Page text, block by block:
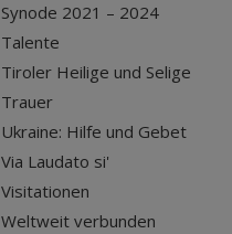
Synode 2021 – 2024
Talente
Tiroler Heilige und Selige
Trauer
Ukraine: Hilfe und Gebet
Via Laudato si'
Visitationen
Weltweit verbunden